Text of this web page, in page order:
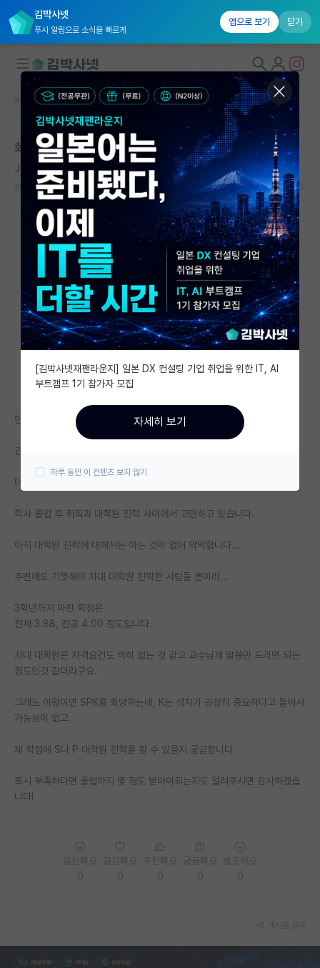
김박사넷
푸시 알림으로 소식을 빠르게
앱으로 보기 닫기
대학원생 모집
국내대학원 정보
연구실&오픈랩
커뮤니티
커뮤니티 홈
전체글보기
베스트 게시판
IF 명예의전당
자유 게시판(아무개랩)
미국 유학 게시판
미국 대학원 합격 후기 게시판
대학원생 모집 게시판
연구실(PI) 홍보 게시판
석박사 채용 정보 게시판
임용 정보 게시판
학부 인턴 게시판
취업 게시판
PI 전용 게시판
특수/전문대학원 게시판
반도체/AI 게시판
장학금/장학생 게시판
반도체 아카데미
커뮤니티 홈 자유 게시판(아무개랩)
화학공학과 대학원 진학 고민입니다
Joseph Schumpeter
2020.01.26 0 5901
안녕하세요!
건동홍 화학공학과 재학중이고 올해로 4학년 진학합니다.
더 공부하고 싶은 마음은 굴뚝같은데 집안 형편이 좋지 못해서
학사 졸업 후 취직과 대학원 진학 사이에서 고민하고 있습니다.
아직 대학원 진학에 대해서는 아는 것이 없어 막막합니다...
주변에도 기껏해야 자대 대학원 진학한 사람들 뿐이라...
3학년까지 마친 학점은
전체 3.88, 전공 4.00 정도입니다.
자대 대학원은 자격요건도 딱히 없는 것 같고 교수님께 말씀만 드리면 되는
정도인것 같더라구요.
그래도 이왕이면 SPK를 희망하는데, K는 석차가 굉장히 중요하다고 들어서
가능성이 없고
제 학점에 S나 P 대학원 진학을 할 수 있을지 궁금합니다.
혹시 부족하다면 졸업까지 몇 정도 받아야되는지도 알려주시면 감사하겠습
니다!
[김박사넷재팬라운지] 일본 DX 컨설팅 기업 취업을 위한 IT, AI
부트캠프 1기 참가자 모집
자세히 보기
하루 동안 이 컨텐츠 보지 않기